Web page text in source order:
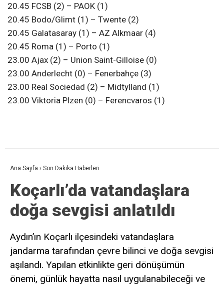
20.45 FCSB (2) – PAOK (1)
20.45 Bodo/Glimt (1) – Twente (2)
20.45 Galatasaray (1) – AZ Alkmaar (4)
20.45 Roma (1) – Porto (1)
23.00 Ajax (2) – Union Saint-Gilloise (0)
23.00 Anderlecht (0) – Fenerbahçe (3)
23.00 Real Sociedad (2) – Midtylland (1)
23.00 Viktoria Plzen (0) – Ferencvaros (1)
Ana Sayfa › Son Dakika Haberleri
Koçarlı’da vatandaşlara
doğa sevgisi anlatıldı
Aydın’ın Koçarlı ilçesindeki vatandaşlara
jandarma tarafından çevre bilinci ve doğa sevgisi
aşılandı. Yapılan etkinlikte geri dönüşümün
önemi, günlük hayatta nasıl uygulanabileceği ve